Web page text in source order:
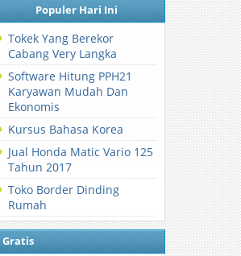
Populer Hari Ini
Tokek Yang Berekor
Cabang Very Langka
Software Hitung PPH21
Karyawan Mudah Dan
Ekonomis
Kursus Bahasa Korea
Jual Honda Matic Vario 125
Tahun 2017
Toko Border Dinding
Rumah
Gratis